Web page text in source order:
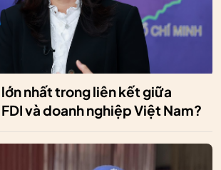
nhất trong liên kết giữa
và doanh nghiệp Việt Nam?